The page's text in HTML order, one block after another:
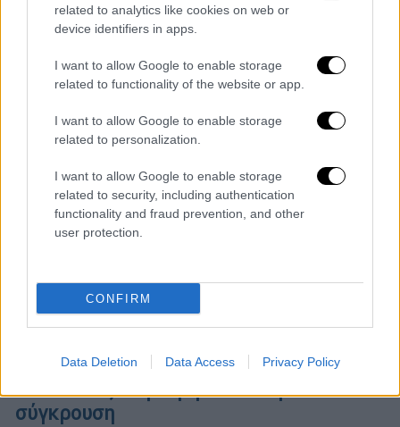
related to analytics like cookies on web or
device identifiers in apps.
I want to allow Google to enable storage
related to functionality of the website or app.
I want to allow Google to enable storage
related to personalization.
I want to allow Google to enable storage
related to security, including authentication
functionality and fraud prevention, and other
user protection.
CONFIRM
Data Deletion Data Access Privacy Policy
ΑΠΟΣΠΑΣΜΑΤΑ...|09.08.2026 14:09
Εξονυχιστικοί έλεγχοι Ιταλών
ΑΠΟΣΠΑΣΜΑΤΑ...|09.08.2026 14:03
Αυξημένος κίνδυνος για πυρκαγιές σε 6
περιφέρειες
Στο αρχείο η δικογραφία για τις
υποκλοπές - Σφοδρή πολιτική
σύγκρουση